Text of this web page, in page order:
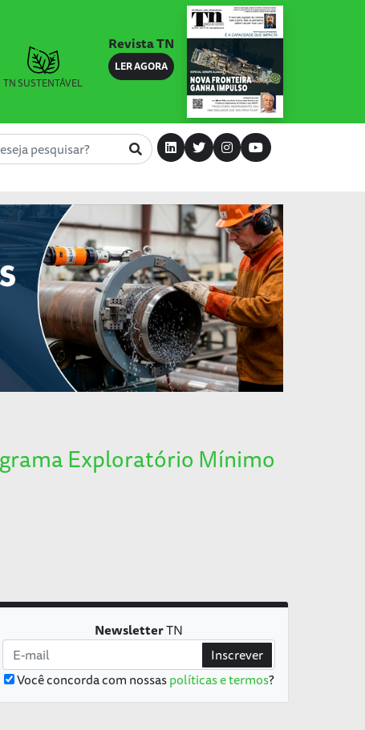
TN SUSTENTÁVEL
Revista TN
LER AGORA
Exploratório Mínimo
NewsletterTN
Você concorda com nossaspolíticas e termos?
Inscrever